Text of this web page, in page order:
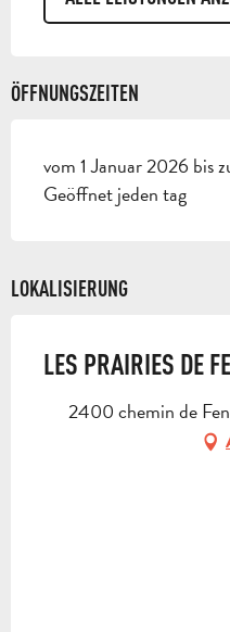
ÖFFNUNGSZEITEN
vom 1 Januar 2026 bis
Geöffnet jeden tag
LOKALISIERUNG
LES PRAIRIES DE
2400 chemin de